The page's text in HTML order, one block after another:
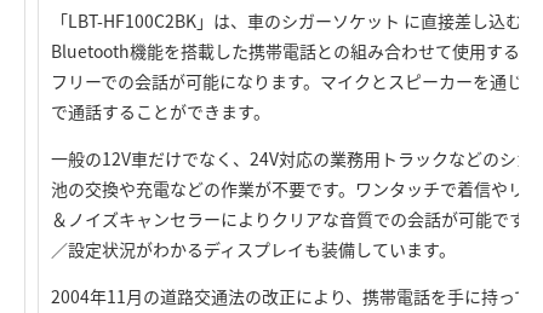
「LBT-HF100C2BK」は、車のシガーソケット に直接差し込む
Bluetooth機能を搭載した携帯電話との組み合わせて使用する
フリーでの会話が可能になります。マイクとスピーカーを通じ
で通話することができます。
一般の12V車だけでなく、24V対応の業務用トラックなどのシガ
池の交換や充電などの作業が不要です。ワンタッチで着信やリ
＆ノイズキャンセラーによりクリアな音質での会話が可能です
／設定状況がわかるディスプレイも装備しています。
2004年11月の道路交通法の改正により、携帯電話を手に持って